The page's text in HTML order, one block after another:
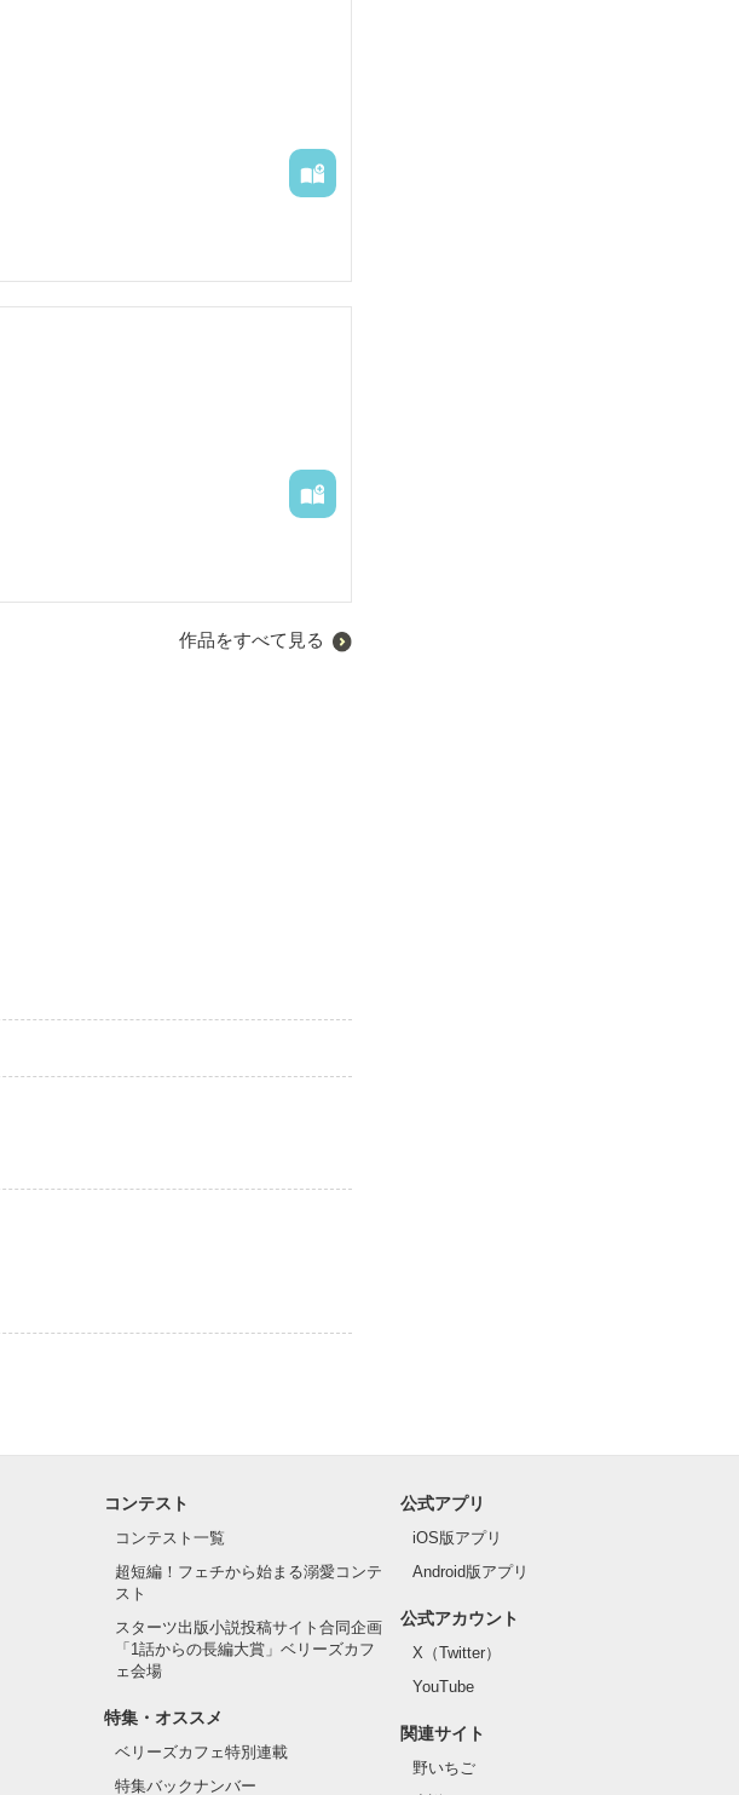
作品をすべて見る
コンテスト
コンテスト一覧
超短編！フェチから始まる溺愛コンテ
スト
スターツ出版小説投稿サイト合同企画
「1話からの長編大賞」ベリーズカフ
ェ会場
特集・オススメ
ベリーズカフェ特別連載
特集バックナンバー
公式アプリ
iOS版アプリ
Android版アプリ
公式アカウント
X（Twitter）
YouTube
関連サイト
野いちご